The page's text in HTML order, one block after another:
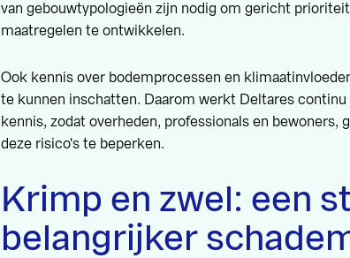
van gebouwtypologieën zijn nodig om gericht
maatregelen te ontwikkelen.
Ook kennis over bodemprocessen en
te kunnen inschatten. Daarom werkt Deltares
kennis, zodat overheden, professionals en
deze risico's te beperken.
Krimp en zwel: een
belangrijker